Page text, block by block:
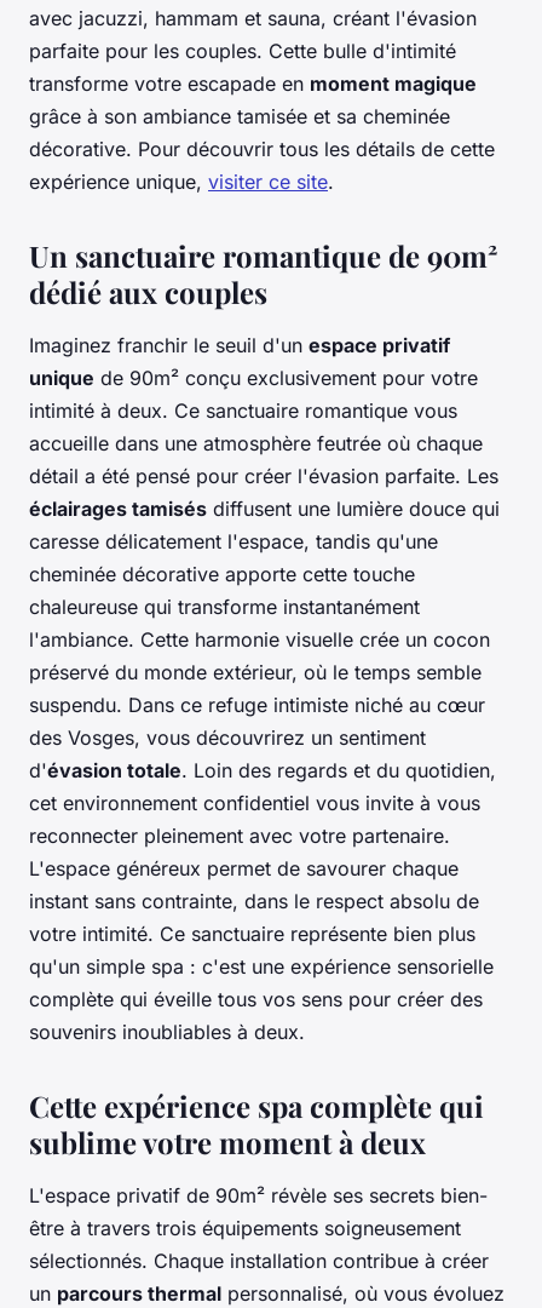
avec jacuzzi, hammam et sauna, créant l'évasion
parfaite pour les couples. Cette bulle d'intimité
transforme votre escapade en moment magique
grâce à son ambiance tamisée et sa cheminée
décorative. Pour découvrir tous les détails de cette
expérience unique, visiter ce site.
Un sanctuaire romantique de 90m²
dédié aux couples
Imaginez franchir le seuil d'un espace privatif
unique de 90m² conçu exclusivement pour votre
intimité à deux. Ce sanctuaire romantique vous
accueille dans une atmosphère feutrée où chaque
détail a été pensé pour créer l'évasion parfaite. Les
éclairages tamisés diffusent une lumière douce qui
caresse délicatement l'espace, tandis qu'une
cheminée décorative apporte cette touche
chaleureuse qui transforme instantanément
l'ambiance. Cette harmonie visuelle crée un cocon
préservé du monde extérieur, où le temps semble
suspendu. Dans ce refuge intimiste niché au cœur
des Vosges, vous découvrirez un sentiment
d'évasion totale. Loin des regards et du quotidien,
cet environnement confidentiel vous invite à vous
reconnecter pleinement avec votre partenaire.
L'espace généreux permet de savourer chaque
instant sans contrainte, dans le respect absolu de
votre intimité. Ce sanctuaire représente bien plus
qu'un simple spa : c'est une expérience sensorielle
complète qui éveille tous vos sens pour créer des
souvenirs inoubliables à deux.
Cette expérience spa complète qui
sublime votre moment à deux
L'espace privatif de 90m² révèle ses secrets bien-
être à travers trois équipements soigneusement
sélectionnés. Chaque installation contribue à créer
un parcours thermal personnalisé, où vous évoluez